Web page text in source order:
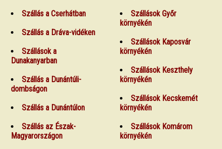
Szállás a Cserhátban
Szállás a Dráva-vidéken
Szállások a
Dunakanyarban
Szállás a Dunántúli-
dombságon
Szállás a Dunántúlon
Szállás az Észak-
Magyarországon
Szállások Győr
környékén
Szállások Kaposvár
környékén
Szállások Keszthely
környékén
Szállások Kecskemét
környékén
Szállások Komárom
környékén